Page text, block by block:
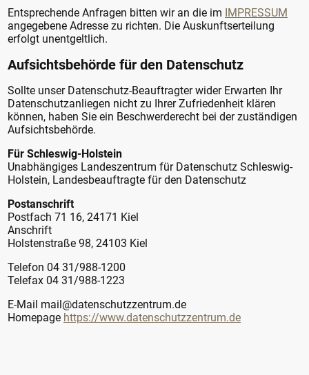
Entsprechende Anfragen bitten wir an die im IMPRESSUM
angegebene Adresse zu richten. Die Auskunftserteilung
erfolgt unentgeltlich.
Aufsichtsbehörde für den Datenschutz
Sollte unser Datenschutz-Beauftragter wider Erwarten Ihr
Datenschutzanliegen nicht zu Ihrer Zufriedenheit klären
können, haben Sie ein Beschwerderecht bei der zuständigen
Aufsichtsbehörde.
Für Schleswig-Holstein
Unabhängiges Landeszentrum für Datenschutz Schleswig-
Holstein, Landesbeauftragte für den Datenschutz
Postanschrift
Postfach 71 16, 24171 Kiel
Anschrift
Holstenstraße 98, 24103 Kiel
Telefon 04 31/988-1200
Telefax 04 31/988-1223
E-Mail mail@datenschutzzentrum.de
Homepage https://www.datenschutzzentrum.de